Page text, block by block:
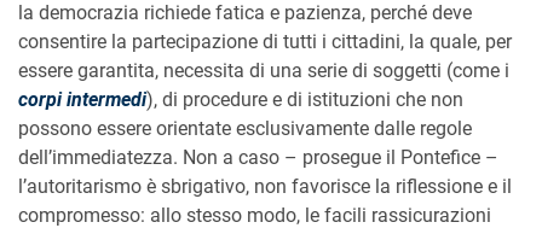
la democrazia richiede fatica e pazienza, perché deve
consentire la partecipazione di tutti i cittadini, la quale, per
essere garantita, necessita di una serie di soggetti (come i
corpi intermedi), di procedure e di istituzioni che non
possono essere orientate esclusivamente dalle regole
dell’immediatezza. Non a caso – prosegue il Pontefice –
l’autoritarismo è sbrigativo, non favorisce la riflessione e il
compromesso: allo stesso modo, le facili rassicurazioni